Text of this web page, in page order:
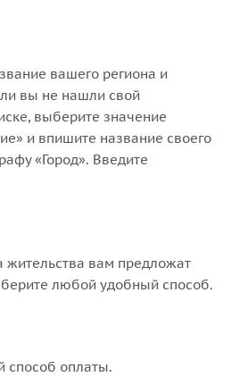
вашего региона и
вы не нашли свой
выберите значение
и впишите название своего
«Город». Введите
жительства вам предложат
любой удобный способ.
способ оплаты.